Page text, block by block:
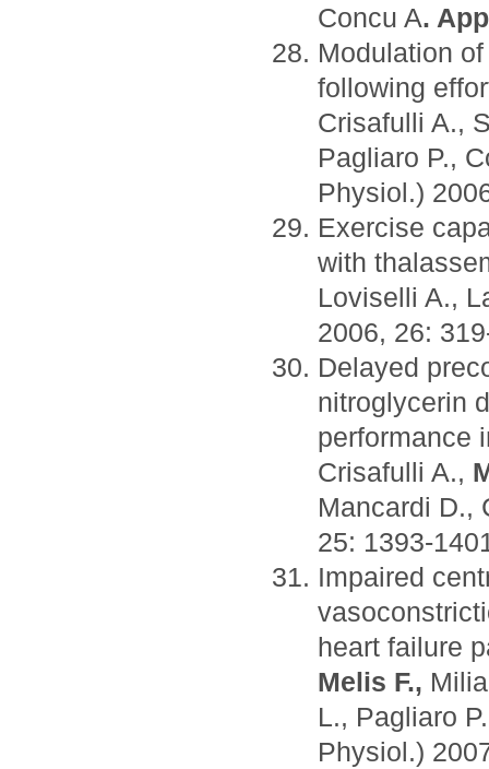
Concu A.
Modulation
following
Crisafulli A.,
Pagliaro P.,
Physiol.)
Exercise
with
Loviselli A.,
2006, 26:
Delayed
nitroglycerin
performance
Crisafulli A.,
Mancardi D.,
25: 1393-
Impaired
heart failure
Melis F.,
L., Pagliaro
Physiol.)